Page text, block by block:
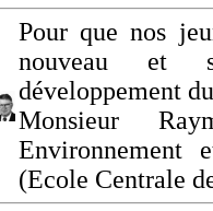
Pour que nos
nouveau et
développement
Monsieur
Environnement
(Ecole Centrale